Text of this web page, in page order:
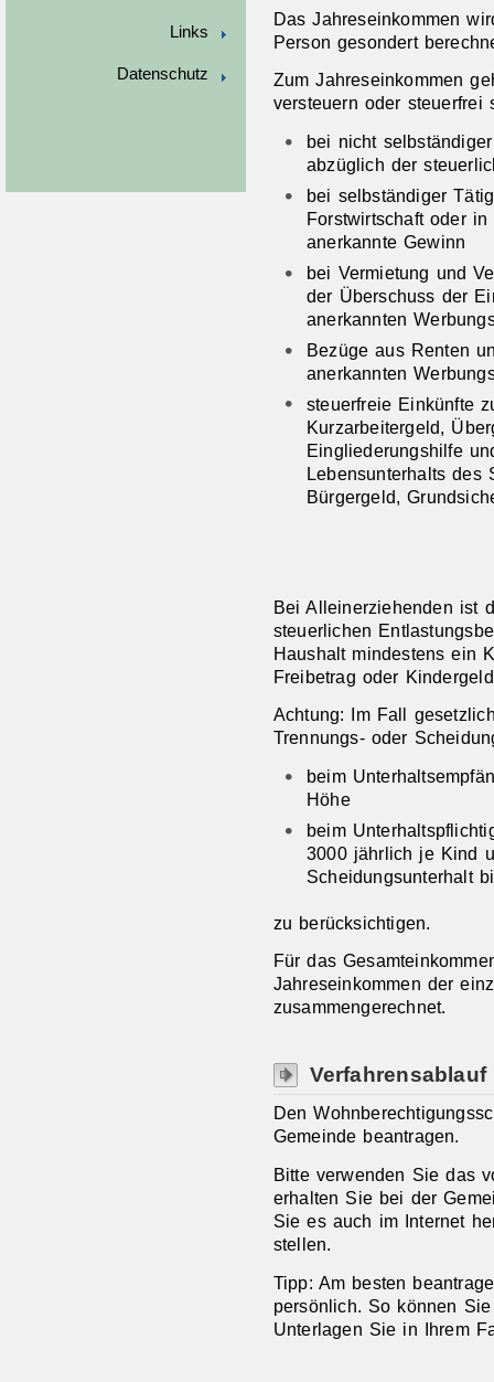
Links
Datenschutz
Das Jahreseinkommen
Person gesondert
Zum Jahreseinkommen
versteuern oder steuerfrei
bei nicht
abzüglich der
bei selbständiger
Forstwirtschaft oder
anerkannte Gewinn
bei Vermietung und
der Überschuss der
anerkannten
Bezüge aus Renten
anerkannten
steuerfreie Einkünfte
Kurzarbeitergeld,
Eingliederungshilfe
Lebensunterhalts des
Bürgergeld,
Bei Alleinerziehenden ist
steuerlichen
Haushalt mindestens ein
Freibetrag oder
Achtung: Im Fall
Trennungs- oder
beim
Höhe
beim
3000 jährlich je Kind
Scheidungsunterhalt
zu berücksichtigen.
Für das
Jahreseinkommen der
zusammengerechnet.
Verfahrensablauf
Den
Gemeinde beantragen.
Bitte verwenden Sie das
erhalten Sie bei der
Sie es auch im Internet
stellen.
Tipp: Am besten
persönlich. So können
Unterlagen Sie in Ihrem